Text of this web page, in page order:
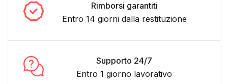
Rimborsi garantiti
Entro 14 giorni dalla restituzione
Supporto 24/7
Entro 1 giorno lavorativo